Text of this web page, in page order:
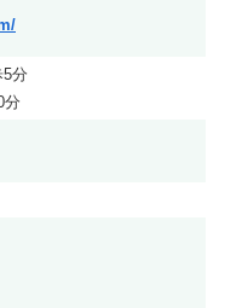
分
分